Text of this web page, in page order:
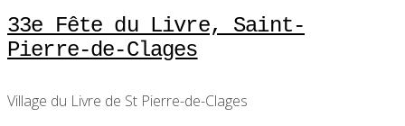
33e Fête du Livre, Saint-
Pierre-de-Clages
Village du Livre de St Pierre-de-Clages